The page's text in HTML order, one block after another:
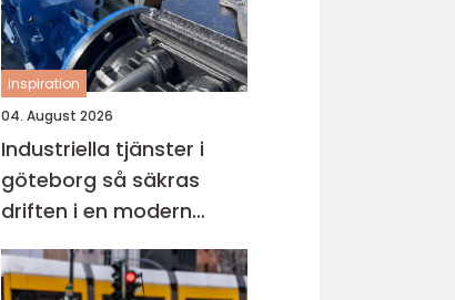
inspiration
04. August 2026
Industriella tjänster i
göteborg så säkras
driften i en modern
industristad